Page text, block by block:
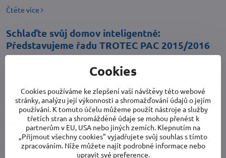
Čtěte více
Schlaďte svůj domov inteligentně:
Představujeme řadu TROTEC PAC 2015/2016
moderní řešení pro efektivní a flexibilní chlazení vašeho domova.
Čtěte více
Mobilní klimatizace cena
Hledáte kvalitní mobilní klimatizaci za dostupnou cenu? V tomto
článku vám přineseme podrobný přehled nejoblíbenějších modelů
Cookies
Cookies používáme ke zlepšení vaší návštěvy této webové
stránky, analýzu její výkonnosti a shromažďování údajů o jejím
používání. K tomuto účelu můžeme použít nástroje a služby
třetích stran a shromážděné údaje se mohou přenést k
partnerům v EU, USA nebo jiných zemích. Klepnutím na
„Přijmout všechny cookies" vyjadřujete svůj souhlas s tímto
zpracováním. Níže můžete najít podrobné informace nebo
upravit své preference.